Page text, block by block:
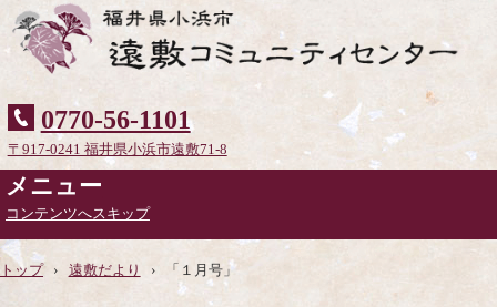
0770-56-1101
〒917-0241 福井県小浜市遠敷71-8
メニュー
コンテンツへスキップ
トップ › 遠敷だより › 「１月号」